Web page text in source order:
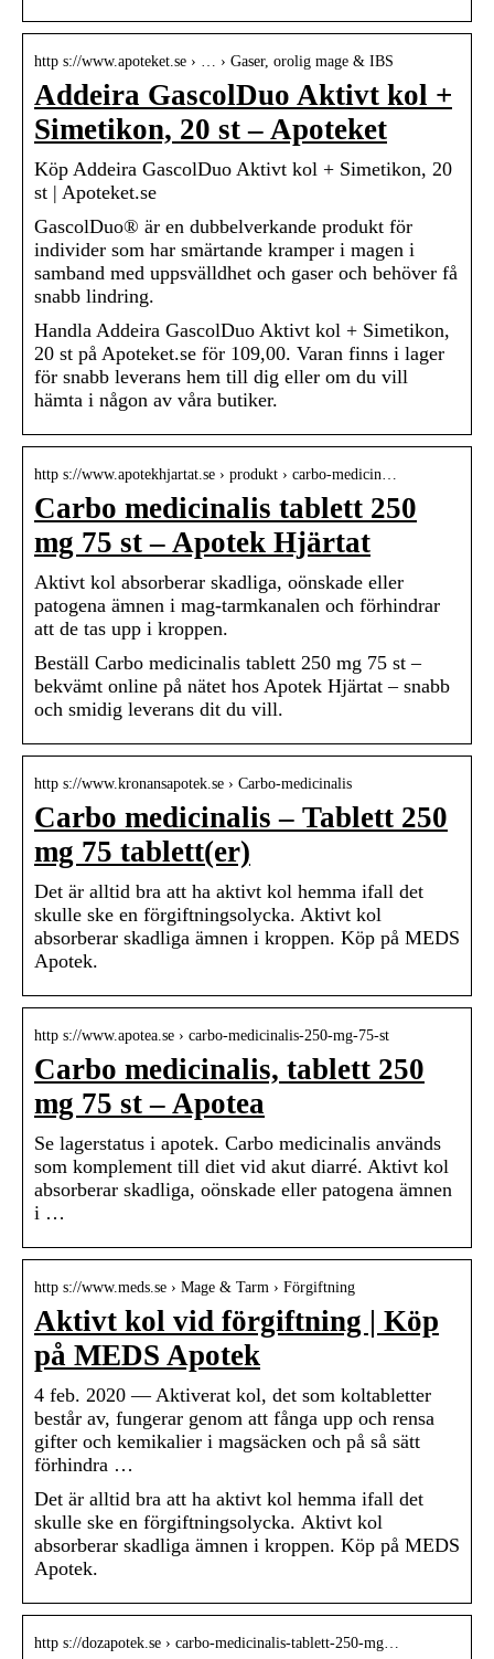
http s://www.apoteket.se › … › Gaser, orolig mage & IBS
Addeira GascolDuo Aktivt kol +
Simetikon, 20 st – Apoteket
Köp Addeira GascolDuo Aktivt kol + Simetikon, 20
st | Apoteket.se
GascolDuo® är en dubbelverkande produkt för
individer som har smärtande kramper i magen i
samband med uppsvälldhet och gaser och behöver få
snabb lindring.
Handla Addeira GascolDuo Aktivt kol + Simetikon,
20 st på Apoteket.se för 109,00. Varan finns i lager
för snabb leverans hem till dig eller om du vill
hämta i någon av våra butiker.
http s://www.apotekhjartat.se › produkt › carbo-medicin…
Carbo medicinalis tablett 250
mg 75 st – Apotek Hjärtat
Aktivt kol absorberar skadliga, oönskade eller
patogena ämnen i mag-tarmkanalen och förhindrar
att de tas upp i kroppen.
Beställ Carbo medicinalis tablett 250 mg 75 st –
bekvämt online på nätet hos Apotek Hjärtat – snabb
och smidig leverans dit du vill.
http s://www.kronansapotek.se › Carbo-medicinalis
Carbo medicinalis – Tablett 250
mg 75 tablett(er)
Det är alltid bra att ha aktivt kol hemma ifall det
skulle ske en förgiftningsolycka. Aktivt kol
absorberar skadliga ämnen i kroppen. Köp på MEDS
Apotek.
http s://www.apotea.se › carbo-medicinalis-250-mg-75-st
Carbo medicinalis, tablett 250
mg 75 st – Apotea
Se lagerstatus i apotek. Carbo medicinalis används
som komplement till diet vid akut diarré. Aktivt kol
absorberar skadliga, oönskade eller patogena ämnen
i …
http s://www.meds.se › Mage & Tarm › Förgiftning
Aktivt kol vid förgiftning | Köp
på MEDS Apotek
4 feb. 2020 — Aktiverat kol, det som koltabletter
består av, fungerar genom att fånga upp och rensa
gifter och kemikalier i magsäcken och på så sätt
förhindra …
Det är alltid bra att ha aktivt kol hemma ifall det
skulle ske en förgiftningsolycka. Aktivt kol
absorberar skadliga ämnen i kroppen. Köp på MEDS
Apotek.
http s://dozapotek.se › carbo-medicinalis-tablett-250-mg…